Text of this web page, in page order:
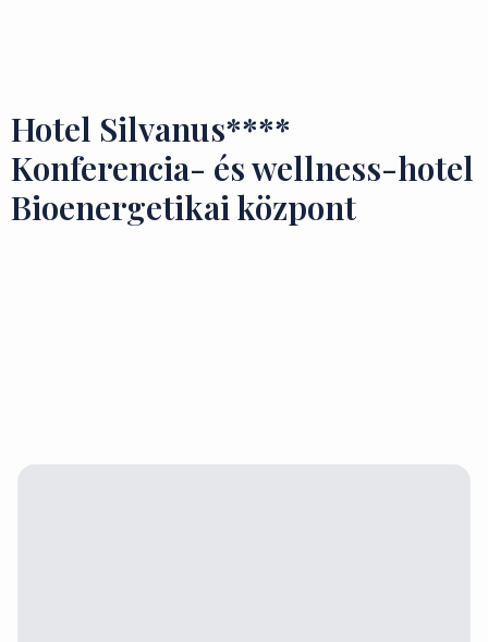
Hotel Silvanus****
Konferencia- és wellness-hotel
Bioenergetikai központ